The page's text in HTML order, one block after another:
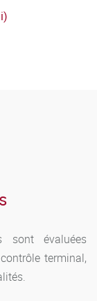
sont évaluées
terminal,